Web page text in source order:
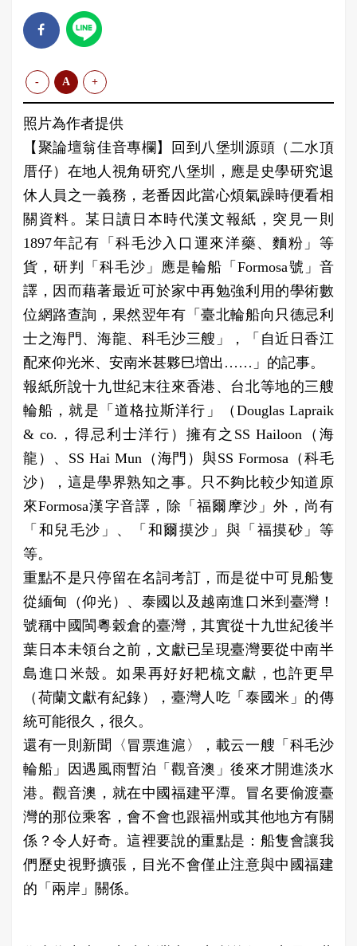
- A +
照片為作者提供
【聚論壇翁佳音專欄】回到八堡圳源頭（二水頂
厝仔）在地人視角研究八堡圳，應是史學研究退
休人員之一義務，老番因此當心煩氣躁時便看相
關資料。某日讀日本時代漢文報紙，突見一則
1897年記有「科毛沙入口運來洋藥、麵粉」等
貨，研判「科毛沙」應是輪船「Formosa號」音
譯，因而藉著最近可於家中再勉強利用的學術數
位網路查詢，果然翌年有「臺北輪船向只德忌利
士之海門、海龍、科毛沙三艘」，「自近日香江
配來仰光米、安南米甚夥巳増出……」的記事。
報紙所說十九世紀末往來香港、台北等地的三艘
輪船，就是「道格拉斯洋行」（Douglas Lapraik
& co.，得忌利士洋行）擁有之SS Hailoon（海
龍）、SS Hai Mun（海門）與SS Formosa（科毛
沙），這是學界熟知之事。只不夠比較少知道原
來Formosa漢字音譯，除「福爾摩沙」外，尚有
「和兒毛沙」、「和爾摸沙」與「福摸砂」等
等。
重點不是只停留在名詞考訂，而是從中可見船隻
從緬甸（仰光）、泰國以及越南進口米到臺灣！
號稱中國閩粵穀倉的臺灣，其實從十九世紀後半
葉日本未領台之前，文獻已呈現臺灣要從中南半
島進口米殼。如果再好好耙梳文獻，也許更早
（荷蘭文獻有紀錄），臺灣人吃「泰國米」的傳
統可能很久，很久。
還有一則新聞〈冒票進滬〉，載云一艘「科毛沙
輪船」因遇風雨暫泊「觀音澳」後來才開進淡水
港。觀音澳，就在中國福建平潭。冒名要偷渡臺
灣的那位乘客，會不會也跟福州或其他地方有關
係？令人好奇。這裡要說的重點是：船隻會讓我
們歷史視野擴張，目光不會僅止注意與中國福建
的「兩岸」關係。